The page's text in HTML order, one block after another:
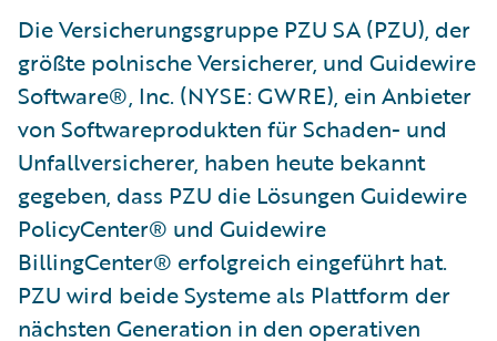
Die Versicherungsgruppe PZU SA (PZU), der
größte polnische Versicherer, und Guidewire
Software®, Inc. (NYSE: GWRE), ein Anbieter
von Softwareprodukten für Schaden- und
Unfallversicherer, haben heute bekannt
gegeben, dass PZU die Lösungen Guidewire
PolicyCenter® und Guidewire
BillingCenter® erfolgreich eingeführt hat.
PZU wird beide Systeme als Plattform der
nächsten Generation in den operativen